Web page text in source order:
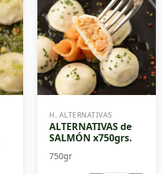
H. ALTERNATIVAS
ALTERNATIVAS de
SALMÓN x750grs.
750gr